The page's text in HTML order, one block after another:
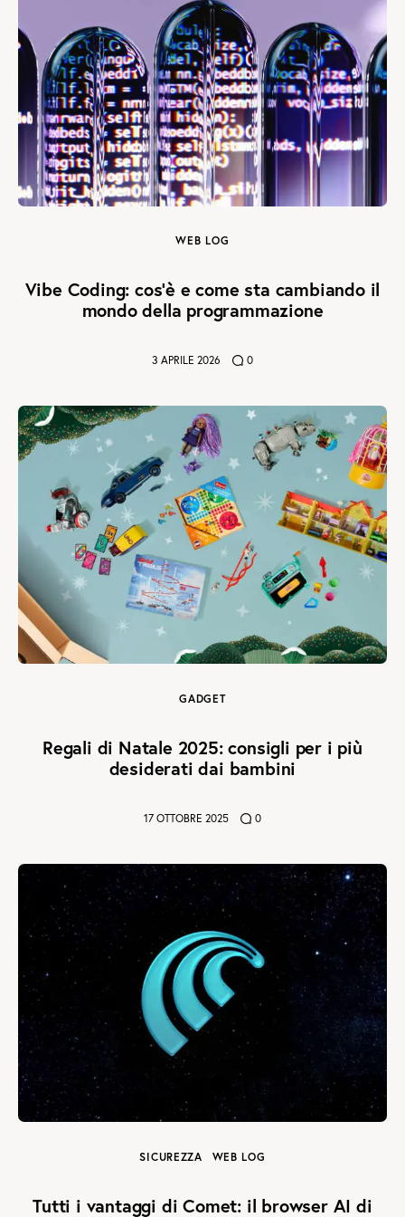
WEB LOG
Vibe Coding: cos’è e come sta cambiando il
mondo della programmazione
3 APRILE 2026 0
GADGET
Regali di Natale 2025: consigli per i più
desiderati dai bambini
17 OTTOBRE 2025 0
SICUREZZA WEB LOG
Tutti i vantaggi di Comet: il browser AI di